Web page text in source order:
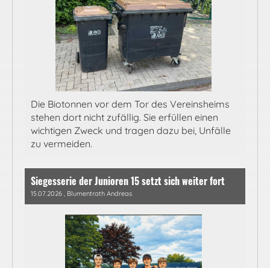
Die Biotonnen vor dem Tor des Vereinsheims
stehen dort nicht zufällig. Sie erfüllen einen
wichtigen Zweck und tragen dazu bei, Unfälle
zu vermeiden.
Siegesserie der Junioren 15 setzt sich weiter fort
15.07.2026 , Blumentrath Andreas